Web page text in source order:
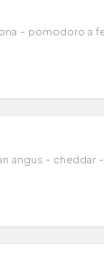
- pomodoro a
angus - cheddar